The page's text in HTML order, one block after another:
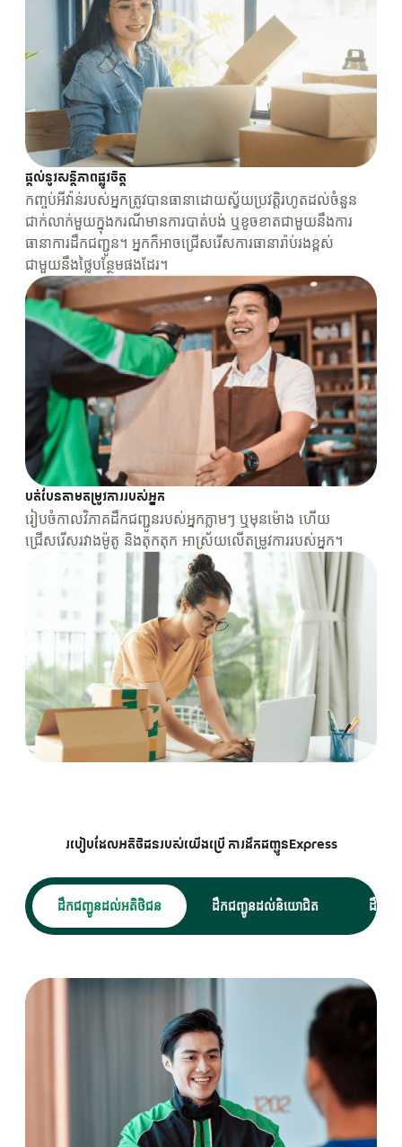
ផ្តល់នូវសន្តិភាពផ្លូវចិត្ត
កញ្ចប់អីវ៉ាន់របស់អ្នកត្រូវបានធានាដោយស្វ័យប្រវត្តិរហូតដល់ចំនួន
ជាក់លាក់មួយក្នុងករណីមានការបាត់បង់ ឬខូចខាតជាមួយនឹងការ
ធានាការដឹកជញ្ជូន។ អ្នកក៏អាចជ្រើសរើសការធានារ៉ាប់រងខ្ពស់
ជាមួយនឹងថ្លៃបន្ថែមផងដែរ។
បត់បែនតាមតម្រូវការរបស់អ្នក
រៀបចំកាលវិភាគដឹកជញ្ជូនរបស់អ្នកភ្លាមៗ ឬមុនម៉ោង ហើយ
ជ្រើសរើសរវាងម៉ូតូ និងតុកតុក អាស្រ័យលើតម្រូវការរបស់អ្នក។
របៀបដែលអតិថិជនរបស់យើងប្រើ ការដឹកជញ្ជូនExpress
ដឹកជញ្ជូនដល់អតិថិជន ដឹកជញ្ជូនដល់និយោជិត ដឹកជញ្